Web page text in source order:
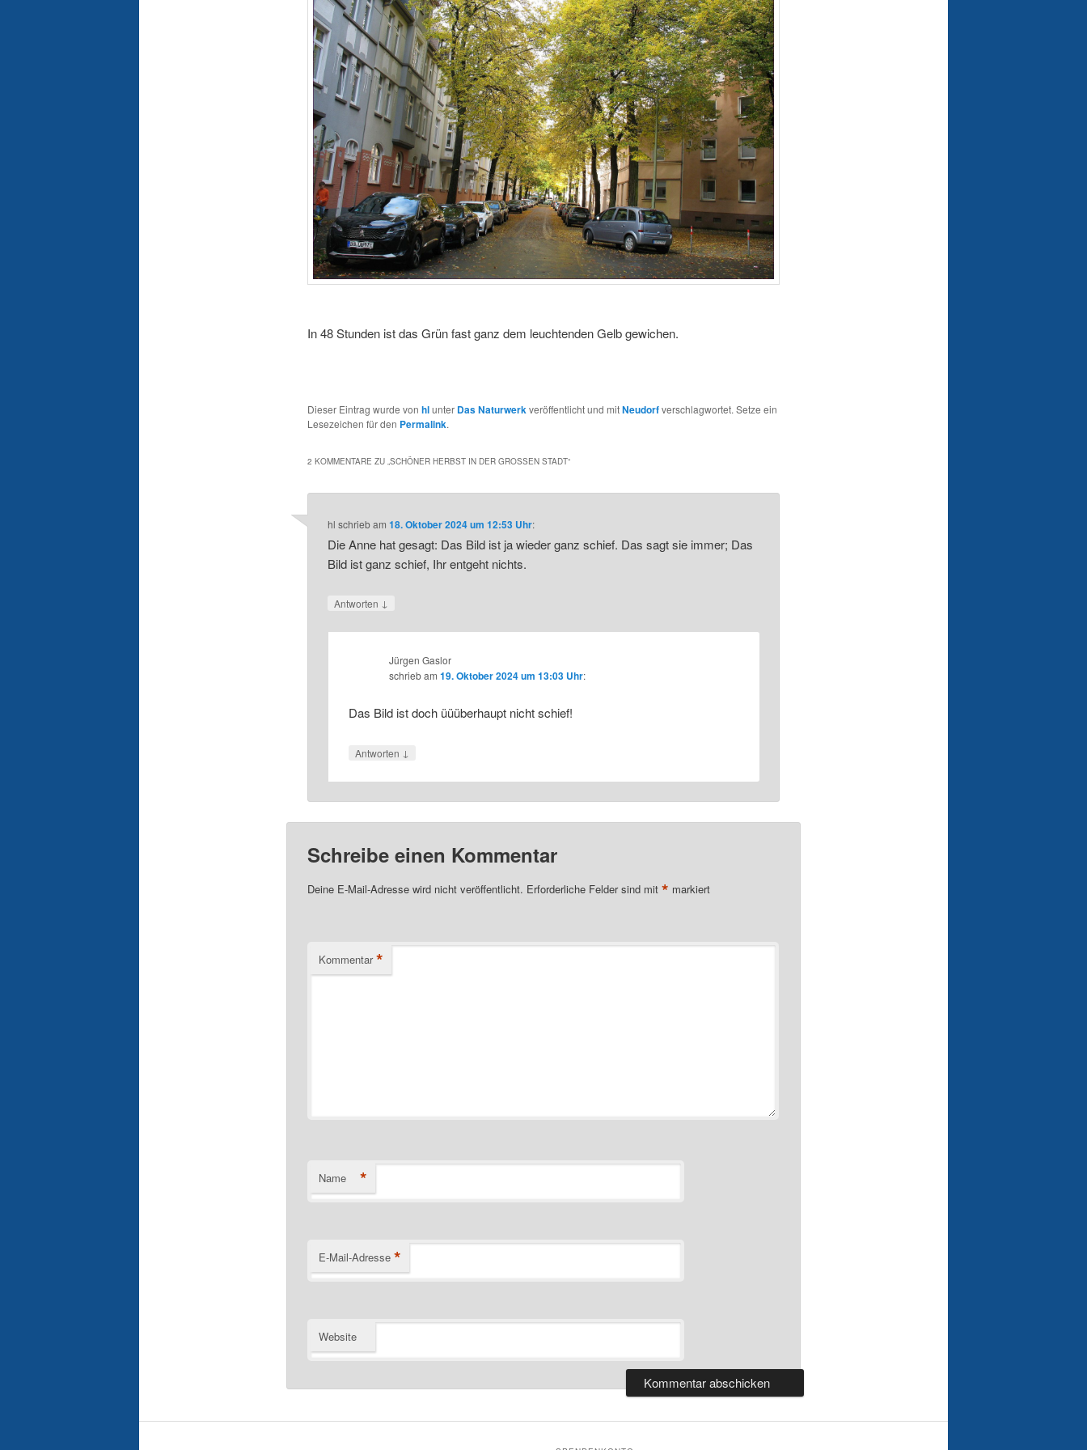
In 48 Stunden ist das Grün fast ganz dem leuchtenden Gelb gewichen.
Dieser Eintrag wurde von hlunter Das Naturwerkveröffentlicht und mitNeudorfverschlagwortet. Setze ein
Lesezeichen für den Permalink.
2 KOMMENTARE ZU „SCHÖNER HERBST IN DER GROSSEN STADT “
hl schriebam18. Oktober 2024 um 12:53 Uhr:
Die Anne hat gesagt: Das Bild ist ja wieder ganz schief. Das sagt sie immer; Das
Bild ist ganz schief, Ihr entgeht nichts.
Antworten ↓
Jürgen Gaslor
schriebam 19. Oktober 2024 um 13:03 Uhr:
Das Bild ist doch üüüberhaupt nicht schief!
Antworten ↓
Schreibe einen Kommentar
Deine E-Mail-Adresse wird nicht veröffentlicht. Erforderliche Felder sind mit * markiert
Kommentar *
Name *
E-Mail-Adresse *
Website